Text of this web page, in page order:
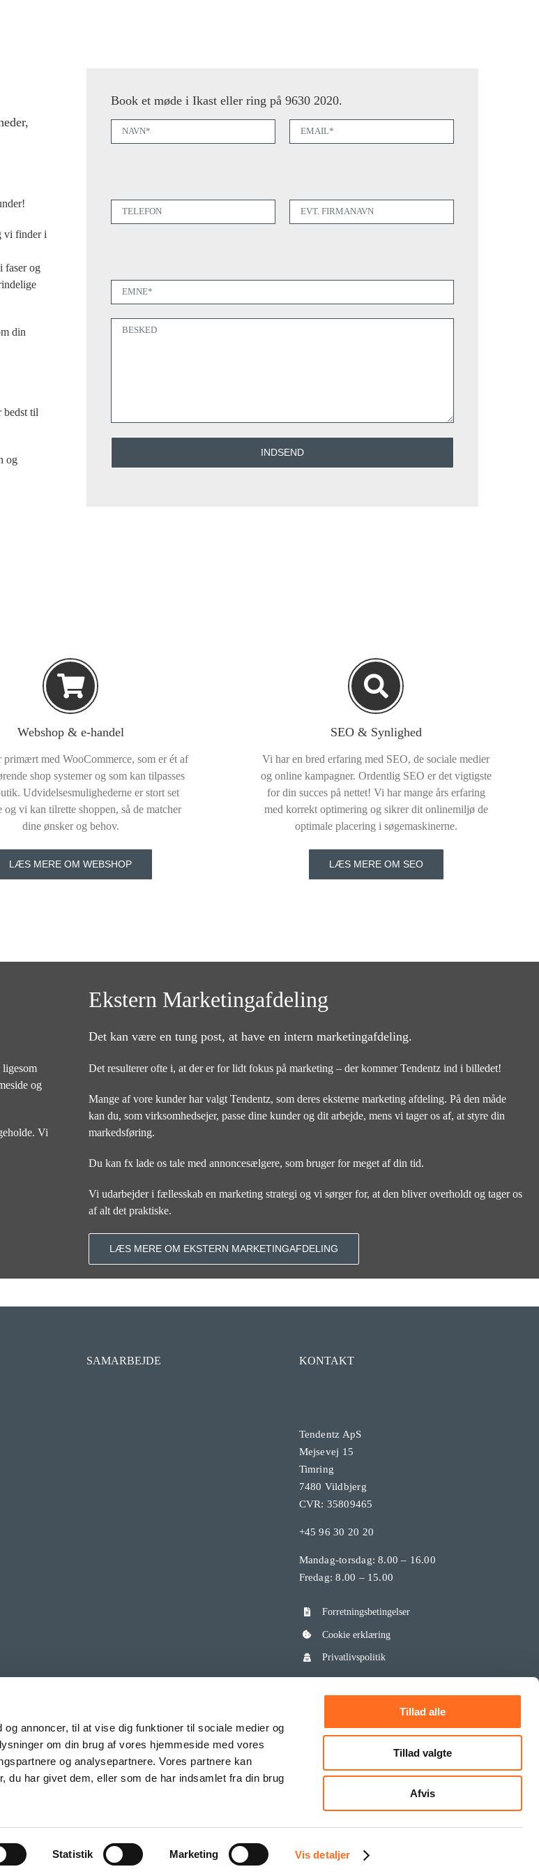
annoncer, til at vise dig funktioner til sociale medier og
om din brug af vores hjemmeside med vores
og analysepartnere. Vores partnere kan
du har givet dem, eller som de har indsamlet fra din brug
Statistik Marketing Vis detaljer
Tillad alle
Tillad valgte
Afvis
vi finder i
faser og
din
bedst til
og
Book et møde i Ikast eller ring på 9630 2020.
Webshop & e-handel
primært med WooCommerce, som er ét af
shop systemer og som kan tilpasses
Udvidelsesmulighederne er stort set
og vi kan tilrette shoppen, så de matcher
dine ønsker og behov.
LÆS MERE OM WEBSHOP
SEO & Synlighed
Vi har en bred erfaring med SEO, de sociale medier
og online kampagner. Ordentlig SEO er det vigtigste
for din succes på nettet! Vi har mange års erfaring
med korrekt optimering og sikrer dit onlinemiljø de
optimale placering i søgemaskinerne.
LÆS MERE OM SEO
ligesom
og
Vi
Ekstern Marketingafdeling
Det kan være en tung post, at have en intern marketingafdeling.
Det resulterer ofte i, at der er for lidt fokus på marketing – der kommer Tendentz ind i billedet!
Mange af vore kunder har valgt Tendentz, som deres eksterne marketing afdeling. På den måde
kan du, som virksomhedsejer, passe dine kunder og dit arbejde, mens vi tager os af, at styre din
markedsføring.
Du kan fx lade os tale med annoncesælgere, som bruger for meget af din tid.
Vi udarbejder i fællesskab en marketing strategi og vi sørger for, at den bliver overholdt og tager os
af alt det praktiske.
LÆS MERE OM EKSTERN MARKETINGAFDELING
SAMARBEJDE KONTAKT
Tendentz ApS
Mejsevej 15
Timring
7480 Vildbjerg
CVR: 35809465
+45 96 30 20 20
Mandag-torsdag: 8.00 – 16.00
Fredag: 8.00 – 15.00
Forretningsbetingelser
Cookie erklæring
Privatlivspolitik
Reserved | CVR: 35809465 | www.tendentz.dk | +45 9630 2020 |